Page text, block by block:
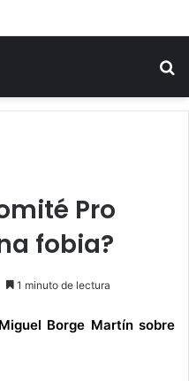
Pro
fobia?
1 minuto de lectura
Borge Martín sobre